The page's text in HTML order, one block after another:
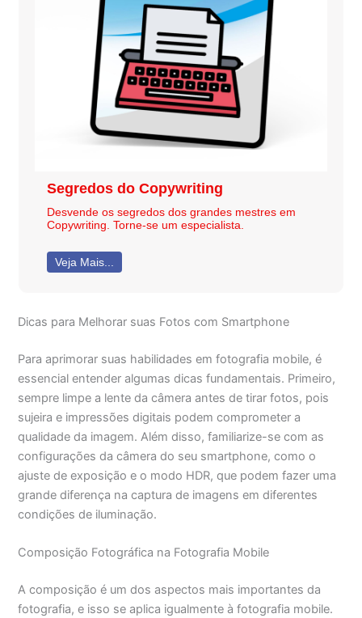
Segredos do Copywriting
Desvende os segredos dos grandes mestres em
Copywriting. Torne-se um especialista.
Veja Mais...
Dicas para Melhorar suas Fotos com Smartphone
Para aprimorar suas habilidades em fotografia mobile, é
essencial entender algumas dicas fundamentais. Primeiro,
sempre limpe a lente da câmera antes de tirar fotos, pois
sujeira e impressões digitais podem comprometer a
qualidade da imagem. Além disso, familiarize-se com as
configurações da câmera do seu smartphone, como o
ajuste de exposição e o modo HDR, que podem fazer uma
grande diferença na captura de imagens em diferentes
condições de iluminação.
Composição Fotográfica na Fotografia Mobile
A composição é um dos aspectos mais importantes da
fotografia, e isso se aplica igualmente à fotografia mobile.